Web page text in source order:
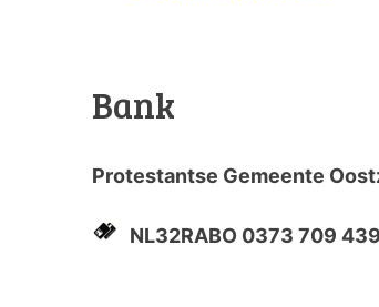
Bank
Protestantse Gemeente
NL32RABO 0373 709 439